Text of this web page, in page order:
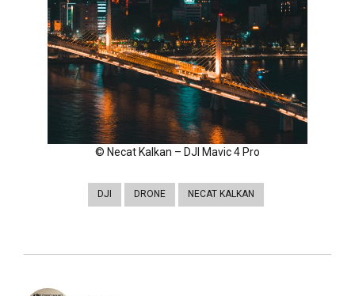
© Necat Kalkan – DJI Mavic 4 Pro
DJI DRONE NECAT KALKAN